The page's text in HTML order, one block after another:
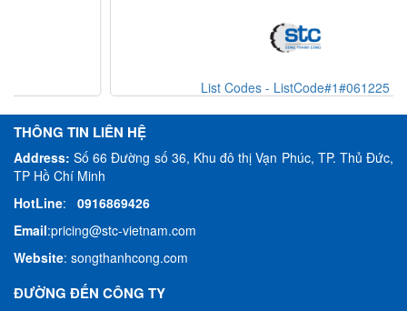
List Codes - ListCode#1#061225
THÔNG TIN LIÊN HỆ
Address:Số 66 Đường số 36, Khu đô thị Vạn Phúc, TP. Thủ Đức,
TP Hồ Chí Minh
HotLine: 0916869426
Email:pricing@stc-vietnam.com
Website: songthanhcong.com
ĐƯỜNG ĐẾN CÔNG TY